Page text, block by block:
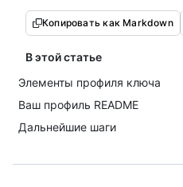
Копировать как Markdown
В этой статье
Элементы профиля ключа
Ваш профиль README
Дальнейшие шаги